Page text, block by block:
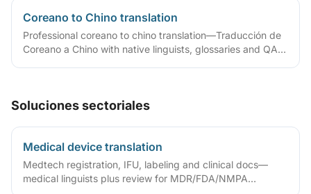
Coreano to Chino translation
Professional coreano to chino translation—Traducción de
Coreano a Chino with native linguists, glossaries and QA
Soluciones sectoriales
Medical device translation
Medtech registration, IFU, labeling and clinical docs—
medical linguists plus review for MDR/FDA/NMPA